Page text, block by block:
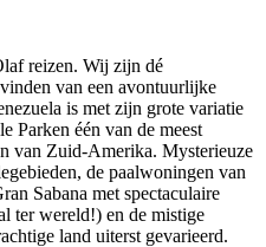
reizen. Wij zijn dé
van een avontuurlijke
is met zijn grote variatie
Parken één van de meest
van Zuid-Amerika. Mysterieuze
de paalwoningen van
Sabana met spectaculaire
ter wereld!) en de mistige
land uiterst gevarieerd.